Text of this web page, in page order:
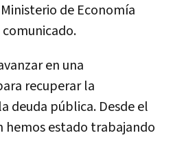
de Economía
en una
recuperar la
deuda pública. Desde el
hemos estado trabajando